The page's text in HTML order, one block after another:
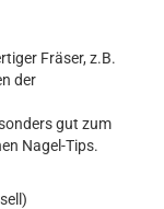
Fräser, z.B.
der
gut zum
Nagel-Tips.